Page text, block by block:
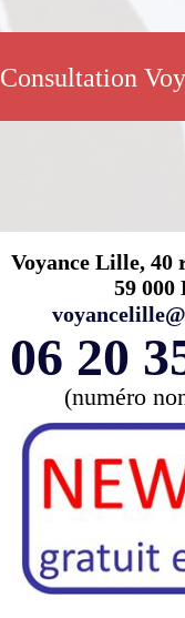
Consultation
Voyance Lille, 40
59 000
06 20
(numéro